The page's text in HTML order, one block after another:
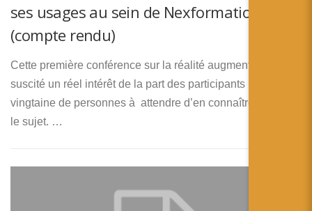
ses usages au sein de Nexformation
(compte rendu)
Cette première conférence sur la réalité augmentée a
suscité un réel intérêt de la part des participants : une
vingtaine de personnes à attendre d’en connaître plus sur
le sujet. …